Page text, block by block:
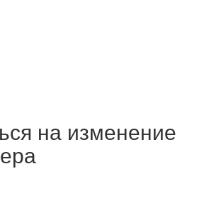
на изменение